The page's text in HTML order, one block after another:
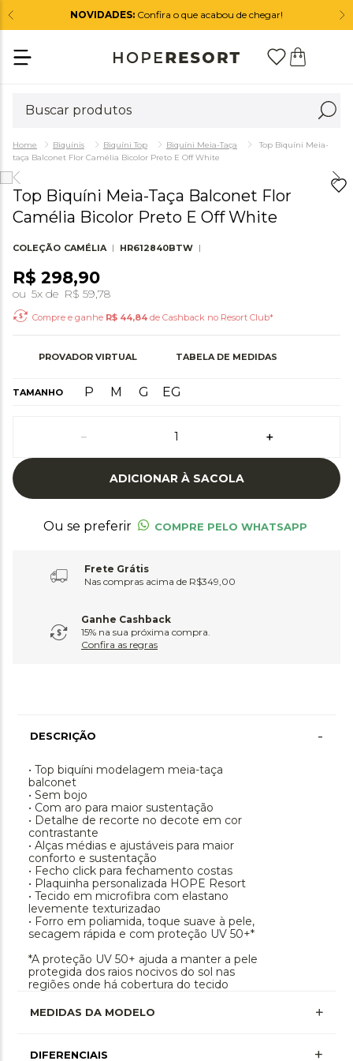
NOVIDADES: Confira o que acabou de chegar!
Biquínis Biquíni Top Biquíni Meia-Taça
Top Biquíni Meia-
taça Balconet Flor Camélia Bicolor Preto E Off White
Top Biquíni Meia-Taça Balconet Flor
Camélia Bicolor Preto E Off White
COLEÇÃO CAMÉLIA HR612840BTW
R$ 298,90
ou 5x de R$ 59,78
Compre e ganhe R$ 44,84 de Cashback no Resort Club*
PROVADOR VIRTUAL TABELA DE MEDIDAS
TAMANHO EG
G
M
P
＋
－
ADICIONAR À SACOLA
Ou se preferir COMPRE PELO WHATSAPP
Frete Grátis
Nas compras acima de R$349,00
Ganhe Cashback
15% na sua próxima compra.
Confira as regras
DESCRIÇÃO -
• Top biquíni modelagem meia-taça
balconet
• Sem bojo
• Com aro para maior sustentação
• Detalhe de recorte no decote em cor
contrastante
• Alças médias e ajustáveis para maior
conforto e sustentação
• Fecho click para fechamento costas
• Plaquinha personalizada HOPE Resort
• Tecido em microfibra com elastano
levemente texturizadao
• Forro em poliamida, toque suave à pele,
secagem rápida e com proteção UV 50+*
*A proteção UV 50+ ajuda a manter a pele
protegida dos raios nocivos do sol nas
regiões onde há cobertura do tecido
MEDIDAS DA MODELO
DIFERENCIAIS +